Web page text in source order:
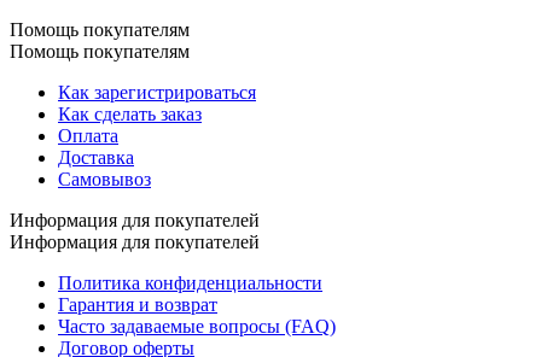
Помощь покупателям
Помощь покупателям
Как зарегистрироваться
Как сделать заказ
Оплата
Доставка
Самовывоз
Информация для покупателей
Информация для покупателей
Политика конфиденциальности
Гарантия и возврат
Часто задаваемые вопросы (FAQ)
Договор оферты